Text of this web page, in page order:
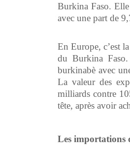
Burkina Faso.
avec une part de
En Europe, c’est
du Burkina
burkinabè avec
La valeur des
milliards contre
tête, après avoir
Les importations